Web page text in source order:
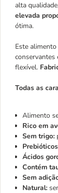
alta
elevada
ótima.
Este alimento
conservantes
flexível.
Todas as
Alimento
Rico em
Sem trigo:
Ácidos
Contém
Sem
Natural: